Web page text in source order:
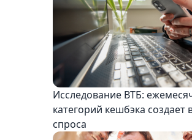
Исследование ВТБ:
категорий кешбэка создает
спроса